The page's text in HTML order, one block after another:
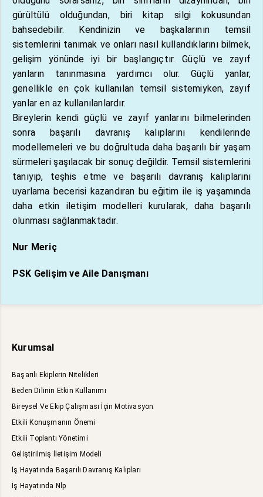
gürültülü olduğundan, biri kitap silgi kokusundan
bahsedebilir. Kendinizin ve başkalarının temsil
sistemlerini tanımak ve onları nasıl kullandıklarını bilmek,
gelişim yönünde iyi bir başlangıçtır. Güçlü ve zayıf
yanların tanınmasına yardımcı olur. Güçlü yanlar,
genellikle en çok kullanılan temsil sistemiyken, zayıf
yanlar en az kullanılanlardır.
Bireylerin kendi güçlü ve zayıf yanlarını bilmelerinden
sonra başarılı davranış kalıplarını kendilerinde
modellemeleri ve bu doğrultuda daha başarılı bir yaşam
sürmeleri şaşılacak bir sonuç değildir. Temsil sistemlerini
tanıyıp, teşhis etme ve başarılı davranış kalıplarını
uyarlama becerisi kazandıran bu eğitim ile iş yaşamında
daha etkin iletişim modelleri kurularak, daha başarılı
olunması sağlanmaktadır.
Nur Meriç
PSK Gelişim ve Aile Danışmanı
Kurumsal
Başarılı Ekiplerin Nitelikleri
Beden Dilinin Etkin Kullanımı
Bireysel Ve Ekip Çalışması İçin Motivasyon
Etkili Konuşmanın Önemi
Etkili Toplantı Yönetimi
Geliştirilmiş İletişim Modeli
İş Hayatında Başarılı Davranış Kalıpları
İş Hayatında Nlp